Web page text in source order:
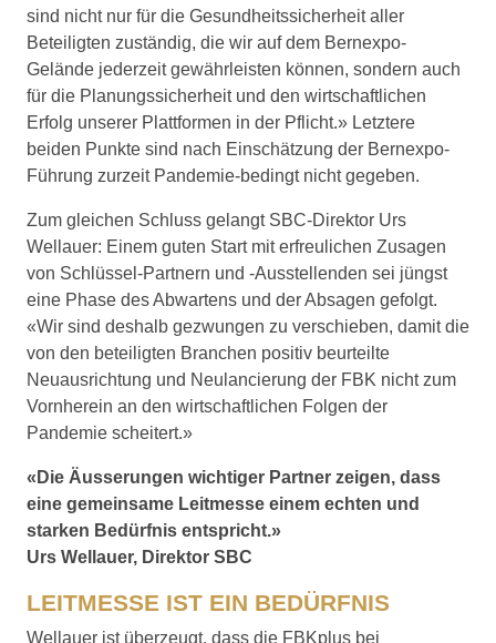
sind nicht nur für die Gesundheitssicherheit aller
Beteiligten zuständig, die wir auf dem Bernexpo-
Gelände jederzeit gewährleisten können, sondern auch
für die Planungssicherheit und den wirtschaftlichen
Erfolg unserer Plattformen in der Pflicht.» Letztere
beiden Punkte sind nach Einschätzung der Bernexpo-
Führung zurzeit Pandemie-bedingt nicht gegeben.
Zum gleichen Schluss gelangt SBC-Direktor Urs
Wellauer: Einem guten Start mit erfreulichen Zusagen
von Schlüssel-Partnern und -Ausstellenden sei jüngst
eine Phase des Abwartens und der Absagen gefolgt.
«Wir sind deshalb gezwungen zu verschieben, damit die
von den beteiligten Branchen positiv beurteilte
Neuausrichtung und Neulancierung der FBK nicht zum
Vornherein an den wirtschaftlichen Folgen der
Pandemie scheitert.»
«Die Äusserungen wichtiger Partner zeigen, dass
eine gemeinsame Leitmesse einem echten und
starken Bedürfnis entspricht.»
Urs Wellauer, Direktor SBC
LEITMESSE IST EIN BEDÜRFNIS
Wellauer ist überzeugt, dass die FBK­plus bei